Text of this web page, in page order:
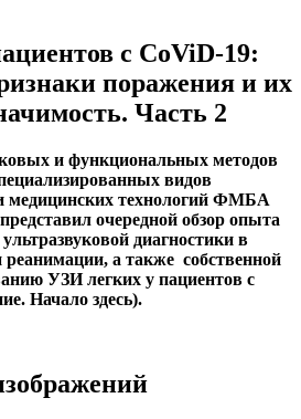
с CoViD-19:
поражения и их
Часть 2
и функциональных методов
видов
медицинских технологий ФМБА
очередной обзор опыта
диагностики в
реанимации, а также собственной
УЗИ легких у пациентов с
Начало здесь).